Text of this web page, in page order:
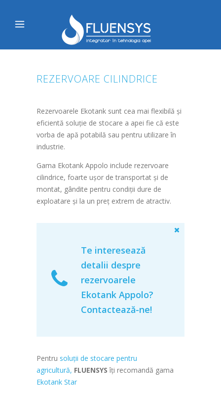
REZERVOARE CILINDRICE
Rezervoarele Ekotank sunt cea mai flexibilă și
eficientă soluție de stocare a apei fie că este
vorba de apă potabilă sau pentru utilizare în
industrie.
Gama Ekotank Appolo include rezervoare
cilindrice, foarte ușor de transportat și de
montat, gândite pentru condiții dure de
exploatare și la un preț extrem de atractiv.
Te interesează
detalii despre
rezervoarele
Ekotank Appolo?
Contactează-ne!
Pentru soluții de stocare pentru
agricultură, FLUENSYS îți recomandă gama
Ekotank Star